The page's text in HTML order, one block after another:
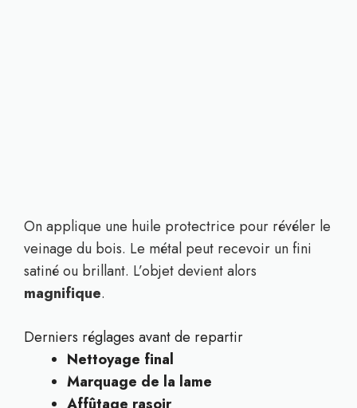
On applique une huile protectrice pour révéler le
veinage du bois. Le métal peut recevoir un fini
satiné ou brillant. L’objet devient alors
magnifique.
Derniers réglages avant de repartir
Nettoyage final
Marquage de la lame